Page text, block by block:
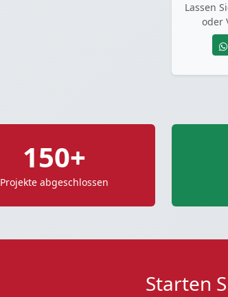
Lassen
oder
150+
Projekte abgeschlossen
Starten